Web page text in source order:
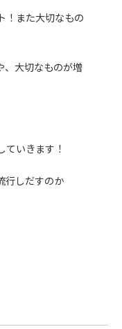
！また大切なもの
、大切なものが増
ていきます！
行しだすのか